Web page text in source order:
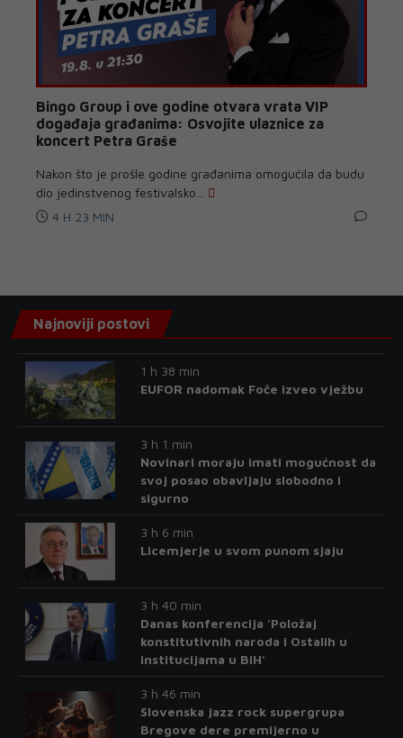
Bingo Group i ove godine otvara vrata VIP
događaja građanima: Osvojite ulaznice za
koncert Petra Graše
Nakon što je prošle godine građanima omogućila da budu
dio jedinstvenog festivalsko...
4 H 23 MIN
Najnoviji postovi
1 h 38 min
EUFOR nadomak Foče izveo vježbu
3 h 1 min
Novinari moraju imati mogućnost da
svoj posao obavljaju slobodno i
sigurno
3 h 6 min
Licemjerje u svom punom sjaju
3 h 40 min
Danas konferencija 'Položaj
konstitutivnih naroda i Ostalih u
institucijama u BiH'
3 h 46 min
Slovenska jazz rock supergrupa
Bregove dere premijerno u